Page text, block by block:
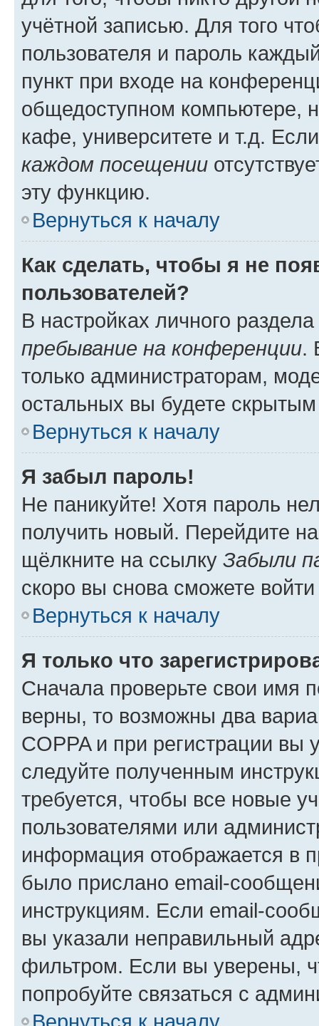
учётной записью. Для того
пользователя и пароль
пункт при входе на
общедоступном компьютере,
кафе, университете и т.д.
каждом посещении
эту функцию.
Вернуться к началу
Как сделать, чтобы я не
пользователей?
В настройках личного
пребывание на конференции.
только администраторам,
остальных вы будете
Вернуться к началу
Я забыл пароль!
Не паникуйте! Хотя пароль
получить новый. Перейдите
щёлкните на ссылку Забыли
скоро вы снова сможете
Вернуться к началу
Я только что
Сначала проверьте свои имя
верны, то возможны два
COPPA и при регистрации вы
следуйте полученным
требуется, чтобы все новые
пользователями или
информация отображается в
было прислано email-
инструкциям. Если email-
вы указали неправильный
фильтром. Если вы уверены,
попробуйте связаться с
Вернуться к началу